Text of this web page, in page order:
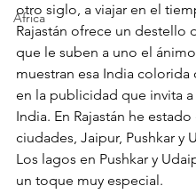
Africa
otro siglo, a viajar en el
Rajastán ofrece un destello
que le suben a uno el
muestran esa India colorida
en la publicidad que invita
India. En Rajastán he estado
ciudades, Jaipur, Pushkar y
Los lagos en Pushkar y
un toque muy especial.